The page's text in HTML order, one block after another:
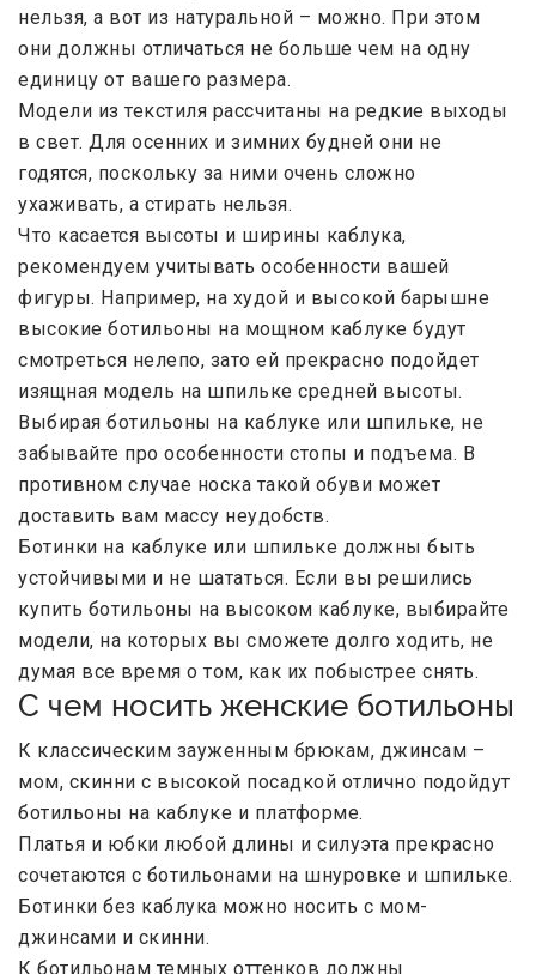
нельзя, а вот из натуральной – можно. При этом
они должны отличаться не больше чем на одну
единицу от вашего размера.
Модели из текстиля рассчитаны на редкие выходы
в свет. Для осенних и зимних будней они не
годятся, поскольку за ними очень сложно
ухаживать, а стирать нельзя.
Что касается высоты и ширины каблука,
рекомендуем учитывать особенности вашей
фигуры. Например, на худой и высокой барышне
высокие ботильоны на мощном каблуке будут
смотреться нелепо, зато ей прекрасно подойдет
изящная модель на шпильке средней высоты.
Выбирая ботильоны на каблуке или шпильке, не
забывайте про особенности стопы и подъема. В
противном случае носка такой обуви может
доставить вам массу неудобств.
Ботинки на каблуке или шпильке должны быть
устойчивыми и не шататься. Если вы решились
купить ботильоны на высоком каблуке, выбирайте
модели, на которых вы сможете долго ходить, не
думая все время о том, как их побыстрее снять.
С чем носить женские ботильоны
К классическим зауженным брюкам, джинсам –
мом, скинни с высокой посадкой отлично подойдут
ботильоны на каблуке и платформе.
Платья и юбки любой длины и силуэта прекрасно
сочетаются с ботильонами на шнуровке и шпильке.
Ботинки без каблука можно носить с мом-
джинсами и скинни.
К ботильонам темных оттенков должны